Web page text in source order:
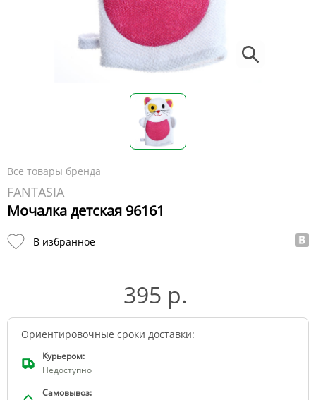
Все товары бренда
FANTASIA
Мочалка детская 96161
В избранное
395 р.
Ориентировочные сроки доставки:
Курьером:
Недоступно
Самовывоз: